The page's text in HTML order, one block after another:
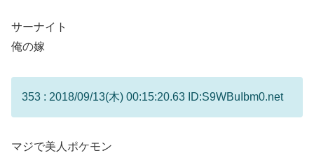
サーナイト
俺の嫁
353 : 2018/09/13(木) 00:15:20.63 ID:S9WBuIbm0.net
マジで美人ポケモン